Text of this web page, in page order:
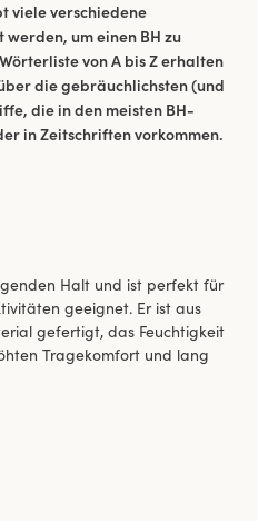
viele verschiedene
um einen BH zu
von A bis Z erhalten
die gebräuchlichsten (und
die in den meisten BH-
in Zeitschriften vorkommen.
Halt und ist perfekt für
geeignet. Er ist aus
gefertigt, das Feuchtigkeit
Tragekomfort und lang